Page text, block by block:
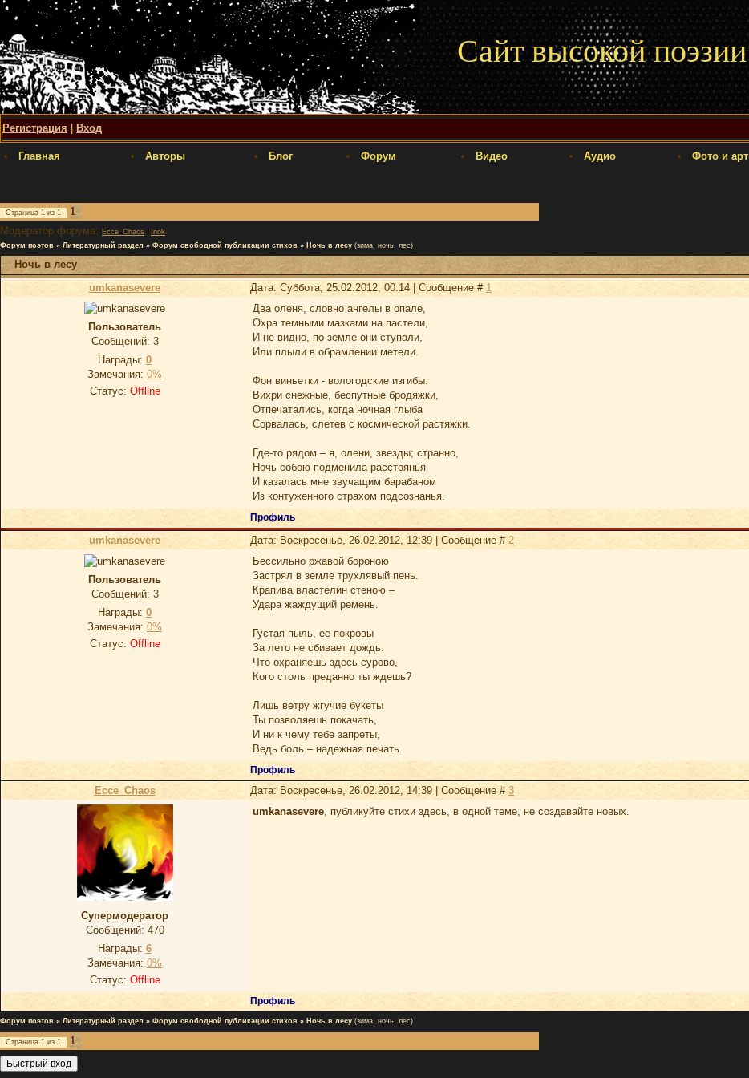
Сайт высокой поэзии
Регистрация Вход
Главная Авторы Блог Форум Видео Аудио Фото и арт
Страница 1 из 1
1
Модератор форума: Ecce_Chaos ,
Inok
Форум поэтов » Литературный раздел » Форум свободной публикации стихов » Ночь в лесу (зима, ночь, лес)
Ночь в лесу
umkanasevere
Дата: Суббота, 25.02.2012, 00:14 | Сообщение # 1
Пользователь
Сообщений: 3
Награды: 0
Замечания: 0%
Статус: Offline
Два оленя, словно ангелы в опале,
Охра темными мазками на пастели,
И не видно, по земле они ступали,
Или плыли в обрамлении метели.
Фон виньетки - вологодские изгибы:
Вихри снежные, беспутные бродяжки,
Отпечатались, когда ночная глыба
Сорвалась, слетев с космической растяжки.
Где-то рядом – я, олени, звезды; странно,
Ночь собою подменила расстоянья
И казалась мне звучащим барабаном
Из контуженного страхом подсознанья.
Профиль
umkanasevere Дата: Воскресенье, 26.02.2012, 12:39 | Сообщение # 2
Пользователь
Сообщений: 3
Награды: 0
Замечания: 0%
Статус: Offline
Бессильно ржавой бороною
Застрял в земле трухлявый пень.
Крапива властелин стеною –
Удара жаждущий ремень.
Густая пыль, ее покровы
За лето не сбивает дождь.
Что охраняешь здесь сурово,
Кого столь преданно ты ждешь?
Лишь ветру жгучие букеты
Ты позволяешь покачать,
И ни к чему тебе запреты,
Ведь боль – надежная печать.
Профиль
Ecce_Chaos Дата: Воскресенье, 26.02.2012, 14:39 | Сообщение # 3
Супермодератор
Сообщений: 470
Награды: 6
Замечания: 0%
Статус: Offline
umkanasevere, публикуйте стихи здесь, в одной теме, не создавайте новых.
Профиль
Форум поэтов » Литературный раздел » Форум свободной публикации стихов » Ночь в лесу (зима, ночь, лес)
Страница 1 из 1
1